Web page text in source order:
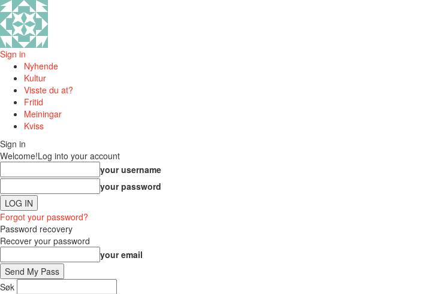
Sign in
Nyhende
Kultur
Visste du at?
Fritid
Meiningar
Kviss
Sign in
Welcome!Log into your account
your username
your password
Forgot your password?
Password recovery
Recover your password
your email
Søk